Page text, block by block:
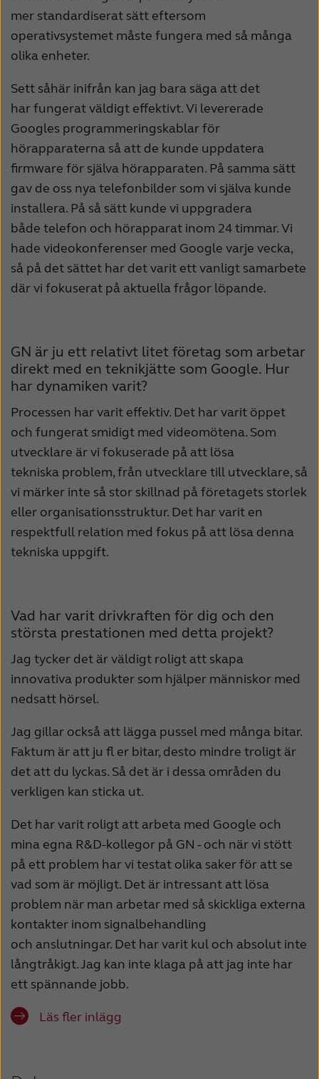
mer standardiserat sätt eftersom
operativsystemet måste fungera med så många
olika enheter.
Sett såhär inifrån kan jag bara säga att det
har fungerat väldigt effektivt. Vi levererade
Googles programmeringskablar för
hörapparaterna så att de kunde uppdatera
firmware för själva hörapparaten. På samma sätt
gav de oss nya telefonbilder som vi själva kunde
installera. På så sätt kunde vi uppgradera
både telefon och hörapparat inom 24 timmar. Vi
hade videokonferenser med Google varje vecka,
så på det sättet har det varit ett vanligt samarbete
där vi fokuserat på aktuella frågor löpande.
GN är ju ett relativt litet företag som arbetar
direkt med en teknikjätte som Google. Hur
har dynamiken varit?
Processen har varit effektiv. Det har varit öppet
och fungerat smidigt med videomötena. Som
utvecklare är vi fokuserade på att lösa
tekniska problem, från utvecklare till utvecklare, så
vi märker inte så stor skillnad på företagets storlek
eller organisationsstruktur. Det har varit en
respektfull relation med fokus på att lösa denna
tekniska uppgift.
Vad har varit drivkraften för dig och den
största prestationen med detta projekt?
Jag tycker det är väldigt roligt att skapa
innovativa produkter som hjälper människor med
nedsatt hörsel.
Jag gillar också att lägga pussel med många bitar.
Faktum är att ju fl er bitar, desto mindre troligt är
det att du lyckas. Så det är i dessa områden du
verkligen kan sticka ut.
Det har varit roligt att arbeta med Google och
mina egna R&D-kollegor på GN - och när vi stött
på ett problem har vi testat olika saker för att se
vad som är möjligt. Det är intressant att lösa
problem när man arbetar med så skickliga externa
kontakter inom signalbehandling
och anslutningar. Det har varit kul och absolut inte
långtråkigt. Jag kan inte klaga på att jag inte har
ett spännande jobb.
Läs fler inlägg